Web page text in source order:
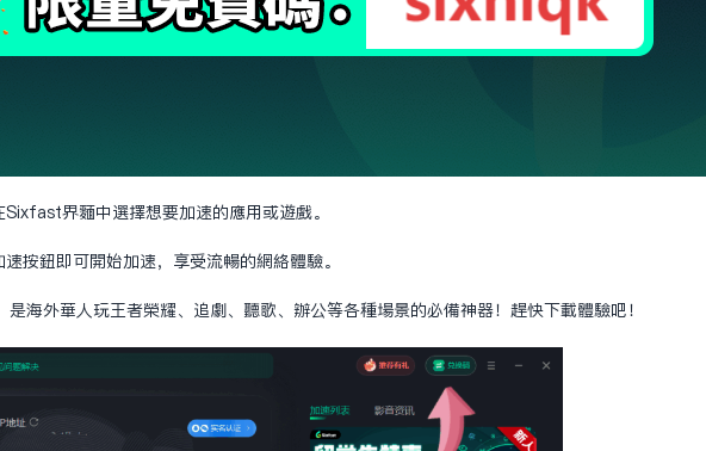
界面中選擇想要加速的應用或遊戲。
按鈕即可開始加速，享受流暢的網絡體驗。
海外華人玩王者榮耀、追劇、聽歌、辦公等各種場景的必備神器！趕快下載體驗吧！